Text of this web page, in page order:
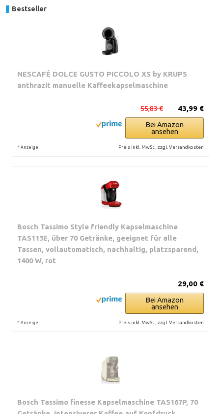
Bestseller
NESCAFÉ DOLCE GUSTO PICCOLO XS by KRUPS
anthrazit manuelle Kaffeekapselmaschine
43,99 €
55,83 €
Bei Amazon
ansehen
* Anzeige Preis inkl. MwSt., zzgl. Versandkosten
Bosch Tassimo Style friendly Kapselmaschine
TAS113E, über 70 Getränke, geeignet für alle
Tassen, vollautomatisch, nachhaltig, platzsparend,
1400 W, rot
29,00 €
Bei Amazon
ansehen
* Anzeige Preis inkl. MwSt., zzgl. Versandkosten
Bosch Tassimo finesse Kapselmaschine TAS167P, 70